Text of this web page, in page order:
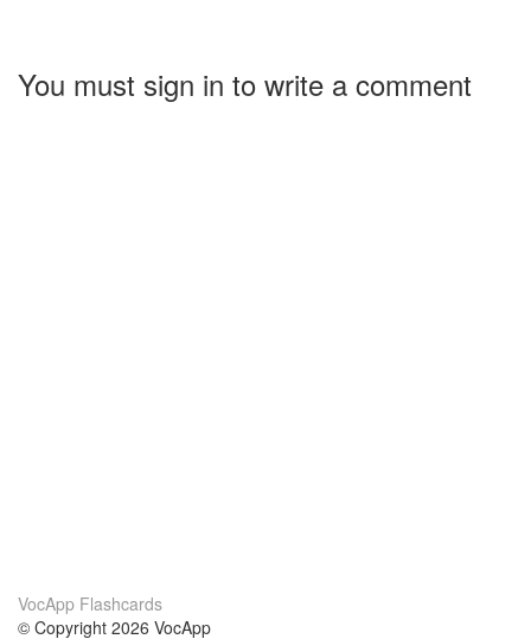
You must sign in to write a comment
VocApp Flashcards
© Copyright 2026 VocApp